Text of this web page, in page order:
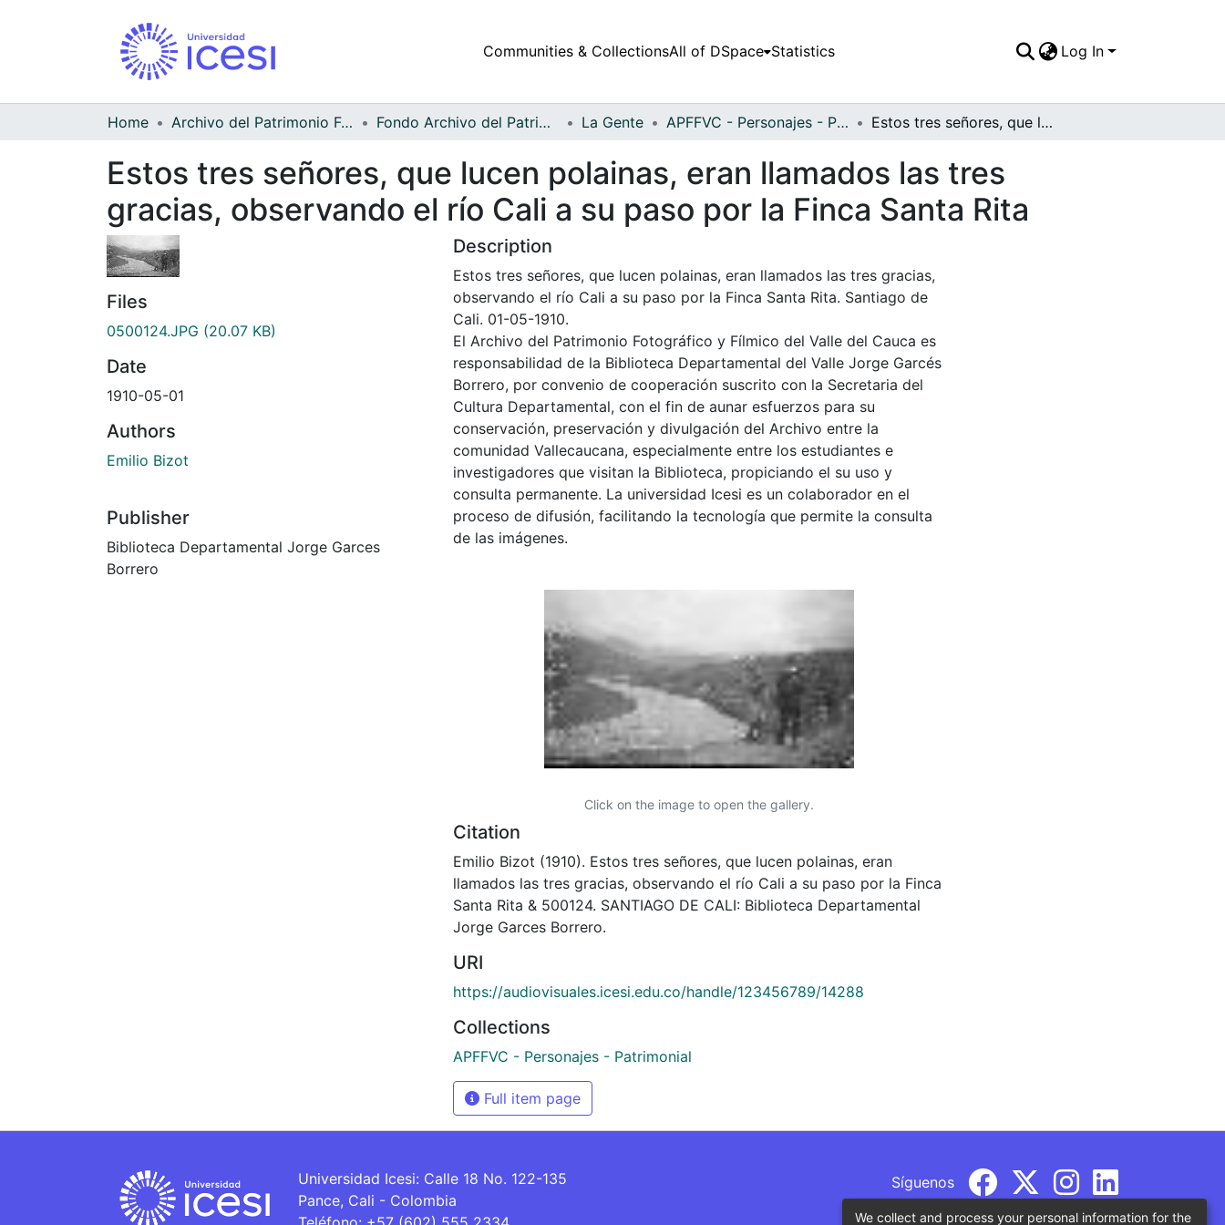
Communities & CollectionsAll of DSpace Statistics Log In
Home Archivo del Patrimonio Fotográfico y Fílmico del Valle del Cauca Fondo Archivo del Patrimonio Fotográfico y Fílmico del Valle del Cauca La Gente APFFVC - Personajes - Patrimonial Estos tres señores, que lucen polainas, eran llamados las tres gracias, observando el río Cali a su paso por la Finca Santa Rita
Estos tres señores, que lucen polainas, eran llamados las tres
gracias, observando el río Cali a su paso por la Finca Santa Rita
Files
0500124.JPG (20.07 KB)
Date
1910-05-01
Authors
Emilio Bizot
Publisher
Biblioteca Departamental Jorge Garces
Borrero
Description
Estos tres señores, que lucen polainas, eran llamados las tres gracias,
observando el río Cali a su paso por la Finca Santa Rita. Santiago de
Cali. 01-05-1910.
El Archivo del Patrimonio Fotográfico y Fílmico del Valle del Cauca es
responsabilidad de la Biblioteca Departamental del Valle Jorge Garcés
Borrero, por convenio de cooperación suscrito con la Secretaria del
Cultura Departamental, con el fin de aunar esfuerzos para su
conservación, preservación y divulgación del Archivo entre la
comunidad Vallecaucana, especialmente entre los estudiantes e
investigadores que visitan la Biblioteca, propiciando el su uso y
consulta permanente. La universidad Icesi es un colaborador en el
proceso de difusión, facilitando la tecnología que permite la consulta
de las imágenes.
Click on the image to open the gallery.
Citation
Emilio Bizot (1910). Estos tres señores, que lucen polainas, eran
llamados las tres gracias, observando el río Cali a su paso por la Finca
Santa Rita & 500124. SANTIAGO DE CALI: Biblioteca Departamental
Jorge Garces Borrero.
URI
https://audiovisuales.icesi.edu.co/handle/123456789/14288
Collections
APFFVC - Personajes - Patrimonial
Full item page
Universidad Icesi: Calle 18 No. 122-135
Pance, Cali - Colombia
Síguenos
We collect and process your personal information for the